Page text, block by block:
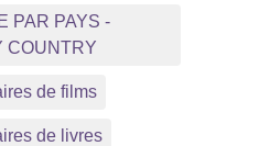
PAR PAYS -
COUNTRY
de films
de livres